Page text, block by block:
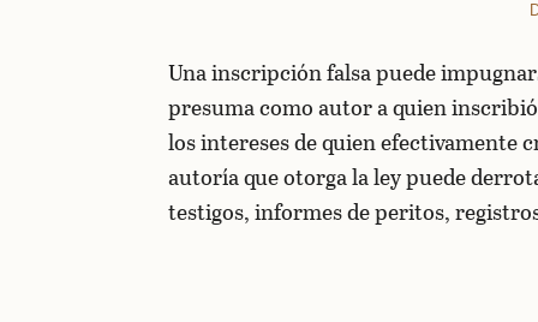
Una inscripción falsa puede
presuma como autor a quien
los intereses de quien efectivamente
autoría que otorga la ley puede
testigos, informes de peritos,